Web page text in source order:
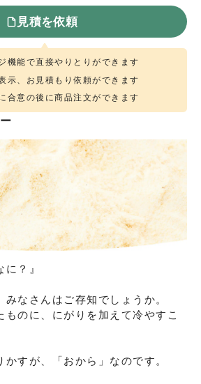
見積を依頼
機能で直接やりとりができます
示、お見積もり依頼ができます
合意の後に商品注文ができます
？』
みなさんはご存知でしょうか。
ものに、にがりを加えて冷やすこ
すが、「おから」なのです。